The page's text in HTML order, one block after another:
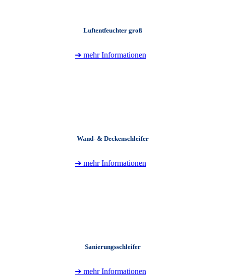
Luftentfeuchter groß
➔ mehr Informationen
Wand- & Deckenschleifer
➔ mehr Informationen
Sanierungsschleifer
➔ mehr Informationen